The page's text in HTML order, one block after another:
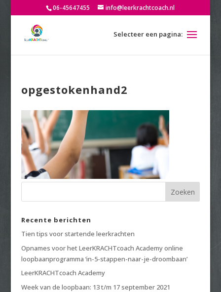
06-45647455 info@leerkrachtcoach.nl
opgestokenhand2
Recente berichten
Tien tips voor startende leerkrachten
Opnames voor het LeerKRACHTcoach Academy online
loopbaanprogramma ‘in-5-stappen-naar-je-droombaan’
LeerKRACHTcoach Academy
Week van de loopbaan: 13 t/m 17 september 2021